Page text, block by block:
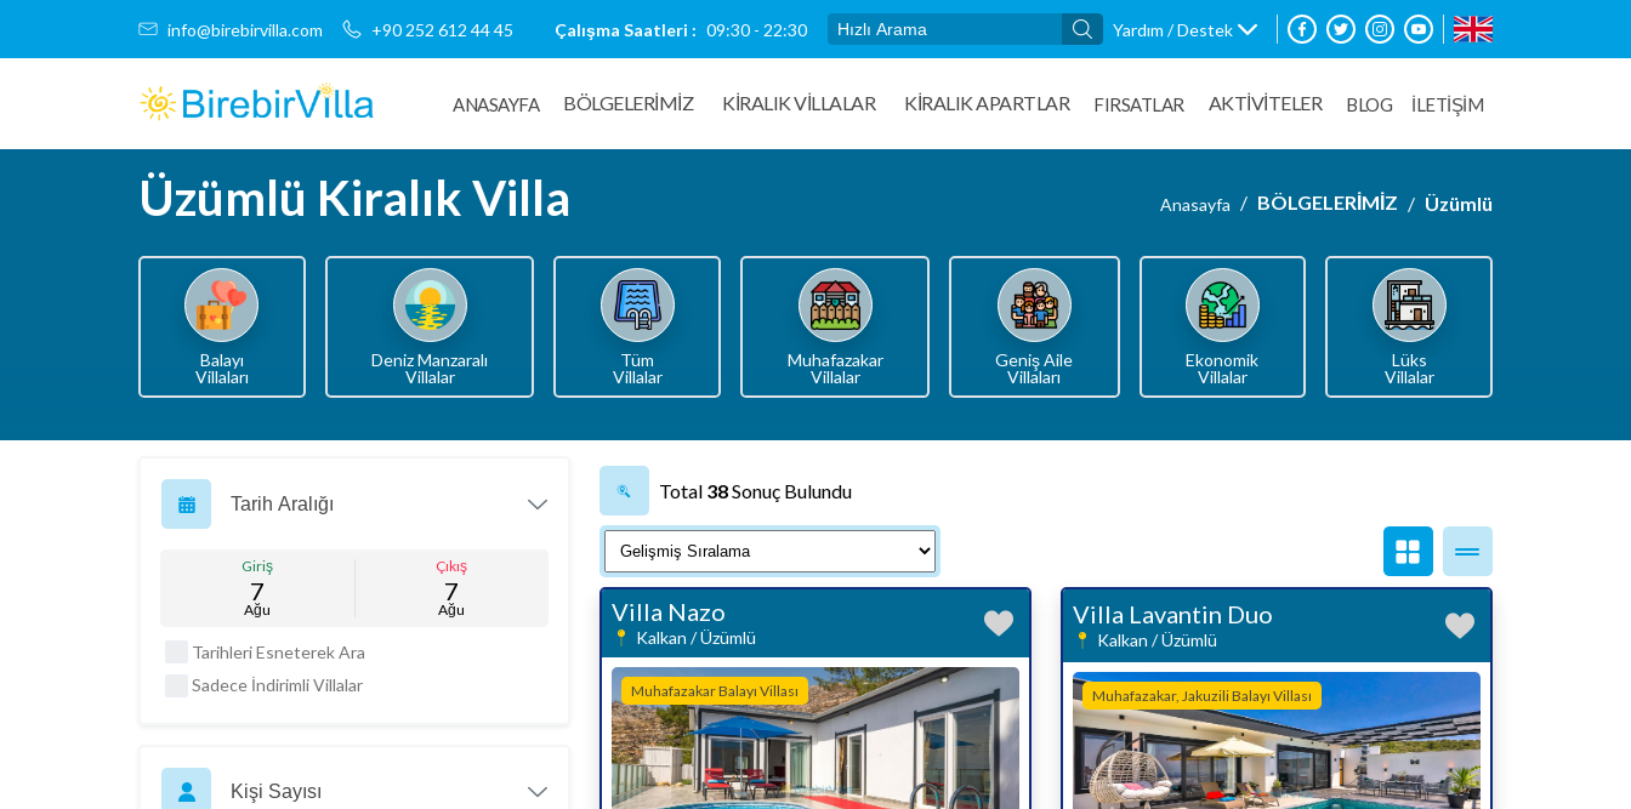
info@birebirvilla.com +90 252 612 44 45 Çalışma Saatleri : 09:30 - 22:30 Yardım / Destek
ANASAYFA BÖLGELERİMİZ KIRALIK VILLALAR KİRALIK APARTLAR FIRSATLAR AKTİVİTELER BLOG İLETİŞİM
Üzümlü Kiralık Villa Anasayfa BÖLGELERİMİZ Üzümlü
Balayı
Villaları
Deniz Manzaralı
Villalar
Tüm
Villalar
Muhafazakar
Villalar
Geniş Aile
Villaları
Ekonomik
Villalar
Lüks
Villalar
Tarih Aralığı
Giriş
7
Ağu
Çıkış
7
Ağu
Tarihleri Esneterek Ara
Sadece İndirimli Villalar
Kişi Sayısı
Total 38Sonuç Bulundu
Villa Nazo
Kalkan / Üzümlü
Muhafazakar Balayı Villası
Villa Lavantin Duo
Kalkan / Üzümlü
Muhafazakar, Jakuzili Balayı Villası